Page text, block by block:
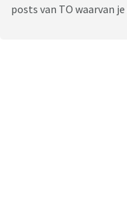
posts van TO waarvan